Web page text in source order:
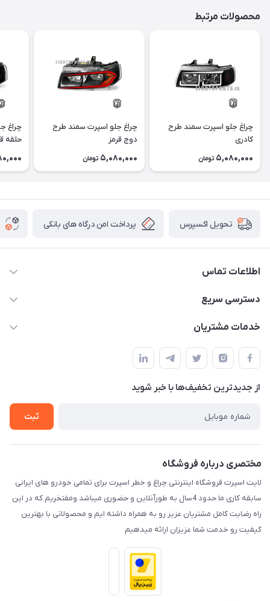
محصولات مرتبط
چراغ جلو اسپرت سمند طرح
کادری
5,080,000 تومان
چراغ جلو اسپرت سمند طرح
دوج قرمز
5,080,000 تومان
چراغ
حلقه
تحویل اکسپرس پرداخت امن درگاه های بانکی
اطلاعات تماس
09012926386
دسترسی سریع
حساب کاربری
لیست محصولات
درباره ما
خدمات مشتریان
قوانین و مقررات
حریم خصوصی
راهنما
از جدید‌ترین تخفیف‌ها با‌ خبر شوید
ثبت
مختصری درباره فروشگاه
لایت اسپرت فروشگاه اینترنتی چراغ و خطر اسپرت برای تمامی خودرو های ایرانی
سابقه کاری ما حدود 4سال به طورآنلاین و حضوری میباشد ومفتخریم که در این
راه رضایت کامل مشتریان عزیز رو به همراه داشته ایم و محصولاتی با بهترین
کیفیت رو خدمت شما عزیزان ارائه میدهیم